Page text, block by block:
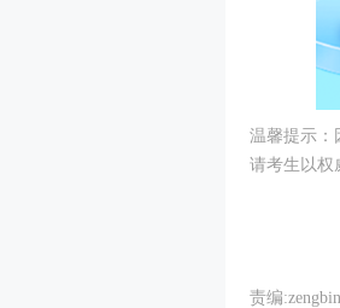
温馨提示：
请考生以权
责编:zengbin